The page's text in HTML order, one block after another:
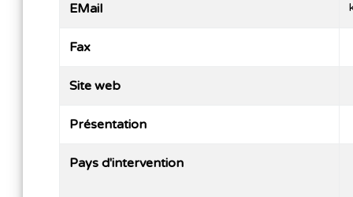
EMail
Fax
Site web
Présentation
Pays d'intervention